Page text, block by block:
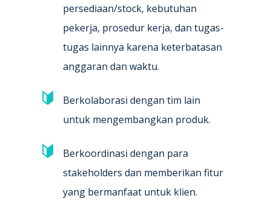
persediaan/stock, kebutuhan
pekerja, prosedur kerja, dan tugas-
tugas lainnya karena keterbatasan
anggaran dan waktu.
Berkolaborasi dengan tim lain
untuk mengembangkan produk.
Berkoordinasi dengan para
stakeholders dan memberikan fitur
yang bermanfaat untuk klien.